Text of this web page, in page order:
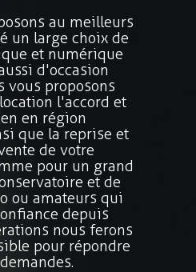
au meilleurs
un large choix de
et numérique
d'occasion
vous proposons
l'accord et
en région
que la reprise et
de votre
pour un grand
et de
ou amateurs qui
depuis
nous ferons
pour répondre